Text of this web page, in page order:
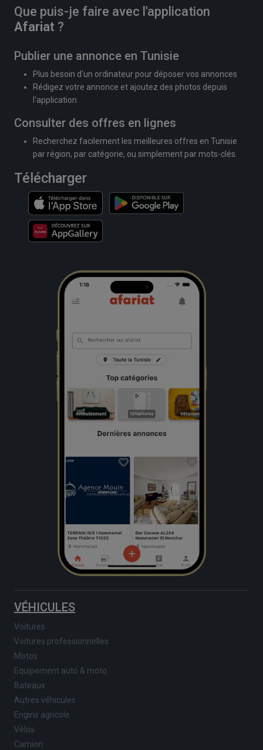
Que puis-je faire avec l'application
Afariat ?
Publier une annonce en Tunisie
Plus besoin d'un ordinateur pour déposer vos annonces
Rédigez votre annonce et ajoutez des photos depuis
l'application
Consulter des offres en lignes
Recherchez facilement les meilleures offres en Tunisie
par région, par catégorie, ou simplement par mots-clés.
Télécharger
VÉHICULES
Voitures
Voitures professionnelles
Motos
Equipement auto & moto
Bateaux
Autres véhicules
Engins agricole
Vélos
Camion